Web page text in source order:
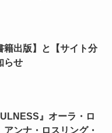
籍出版】と【サイト分
らせ
』オーラ・ロ
アンナ・ロスリング・